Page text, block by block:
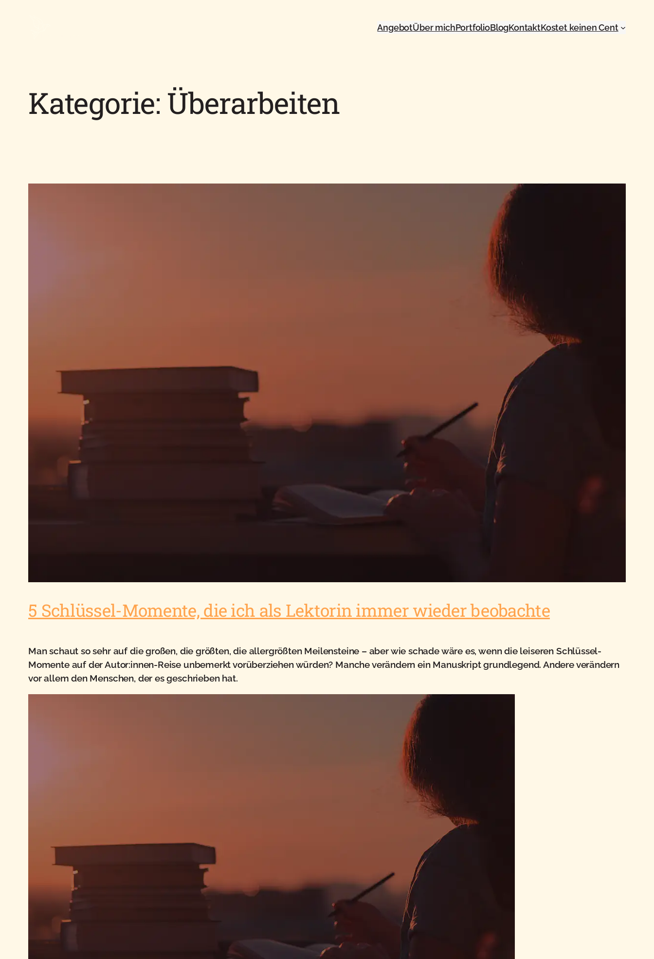
AngebotÜber michPortfolioBlogKontaktKostet keinen Cent
Kategorie: Überarbeiten
5 Schlüssel-Momente, die ich als Lektorin immer wieder beobachte
Man schaut so sehr auf die großen, die größten, die allergrößten Meilensteine – aber wie schade wäre es, wenn die leiseren Schlüssel-
Momente auf der Autor:innen-Reise unbemerkt vorüberziehen würden? Manche verändern ein Manuskript grundlegend. Andere verändern
vor allem den Menschen, der es geschrieben hat.